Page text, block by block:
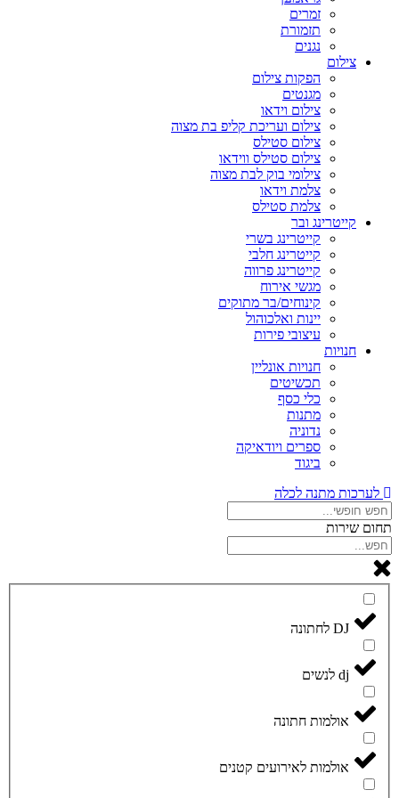
זמרים
תזמורת
נגנים
צילום
הפקות צילום
מגנטים
צילום וידאו
צילום ועריכת קליפ בת מצוה
צילום סטילס
צילום סטילס ווידאו
צילומי בוק לבת מצוה
צלמת וידאו
צלמת סטילס
קייטרינג ובר
קייטרינג בשרי
קייטרינג חלבי
קייטרינג פרווה
מגשי אירוח
קינוחים/בר מתוקים
יינות ואלכוהול
עיצובי פירות
חנויות
חנויות אונליין
תכשיטים
כלי כסף
מתנות
נדוניה
ספרים ויודאיקה
ביגוד
לערכות מתנה לכלה
תחום שירות
DJ לחתונה
dj לנשים
אולמות חתונה
אולמות לאירועים קטנים